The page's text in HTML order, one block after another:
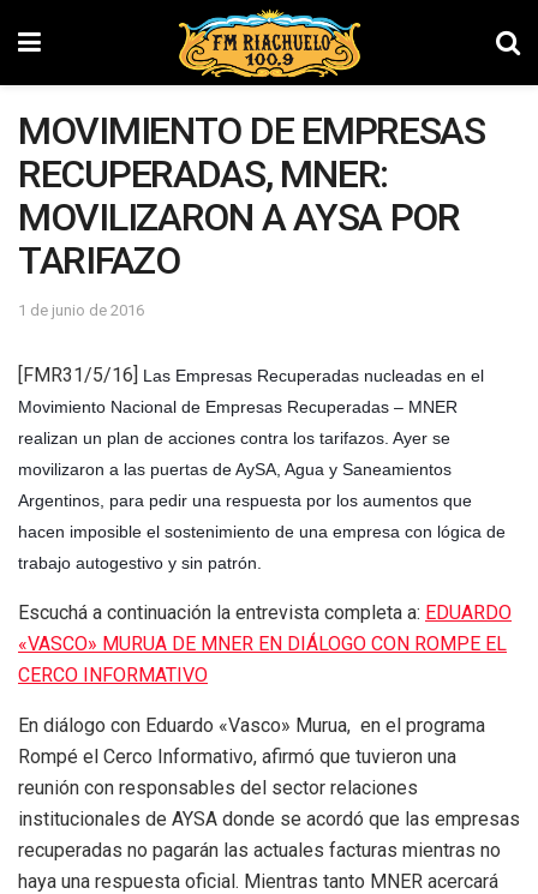
MOVIMIENTO DE EMPRESAS
RECUPERADAS, MNER:
MOVILIZARON A AYSA POR
TARIFAZO
1 de junio de 2016
[FMR31/5/16] Las Empresas Recuperadas nucleadas en el
Movimiento Nacional de Empresas Recuperadas – MNER
realizan un plan de acciones contra los tarifazos. Ayer se
movilizaron a las puertas de AySA, Agua y Saneamientos
Argentinos, para pedir una respuesta por los aumentos que
hacen imposible el sostenimiento de una empresa con lógica de
trabajo autogestivo y sin patrón.
Escuchá a continuación la entrevista completa a: EDUARDO
«VASCO» MURUA DE MNER EN DIÁLOGO CON ROMPE EL
CERCO INFORMATIVO
En diálogo con Eduardo «Vasco» Murua, en el programa
Rompé el Cerco Informativo, afirmó que tuvieron una
reunión con responsables del sector relaciones
institucionales de AYSA donde se acordó que las empresas
recuperadas no pagarán las actuales facturas mientras no
haya una respuesta oficial. Mientras tanto MNER acercará